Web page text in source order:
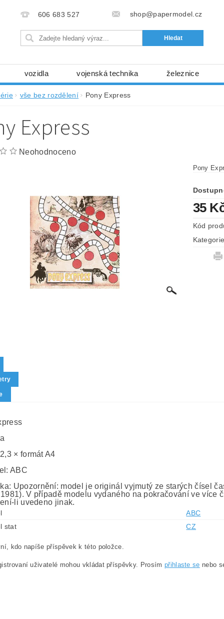
606 683 527 shop@papermodel.cz
vozidla vojenská technika železnice
stavební stroje kosmická technika
modelářské potřeby
Ochrana osobních údajů (GDPR)
vše bez rozdělení Pony Express
Express
Neohodnoceno
Pony
35
Kód
× formát A4
ABC
Upozornění: model je originál vyjmutý ze starých čísel
V případě modelu vydaného na pokračování ve více
li uvedeno jinak.
ABC
stat
CZ
kdo napíše příspěvek k této položce.
uživatelé mohou vkládat příspěvky. Prosím přihlaste se nebo